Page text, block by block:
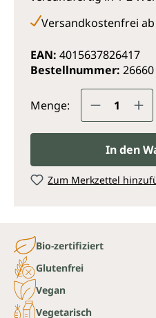
Versandkostenfrei ab
EAN: 4015637826417
Bestellnummer: 26660
Menge: Produkt
In den
Zum Merkzettel
Bio-zertifiziert
Glutenfrei
Vegan
Vegetarisch